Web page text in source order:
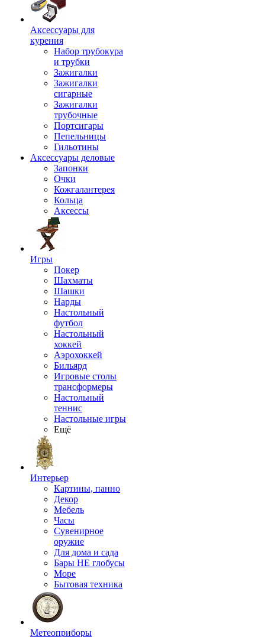
Аксессуары для
курения
Набор трубокура
и трубки
Зажигалки
Зажигалки
сигарные
Зажигалки
трубочные
Портсигары
Пепельницы
Гильотины
Аксессуары деловые
Запонки
Очки
Кожгалантерея
Кольца
Аксессы
Игры
Покер
Шахматы
Шашки
Нарды
Настольный
футбол
Настольный
хоккей
Аэрохоккей
Бильярд
Игровые столы
трансформеры
Настольный
теннис
Настольные игры
Ещё
Интерьер
Картины, панно
Декор
Мебель
Часы
Сувенирное
оружие
Для дома и сада
Бары НЕ глобусы
Море
Бытовая техника
Метеоприборы